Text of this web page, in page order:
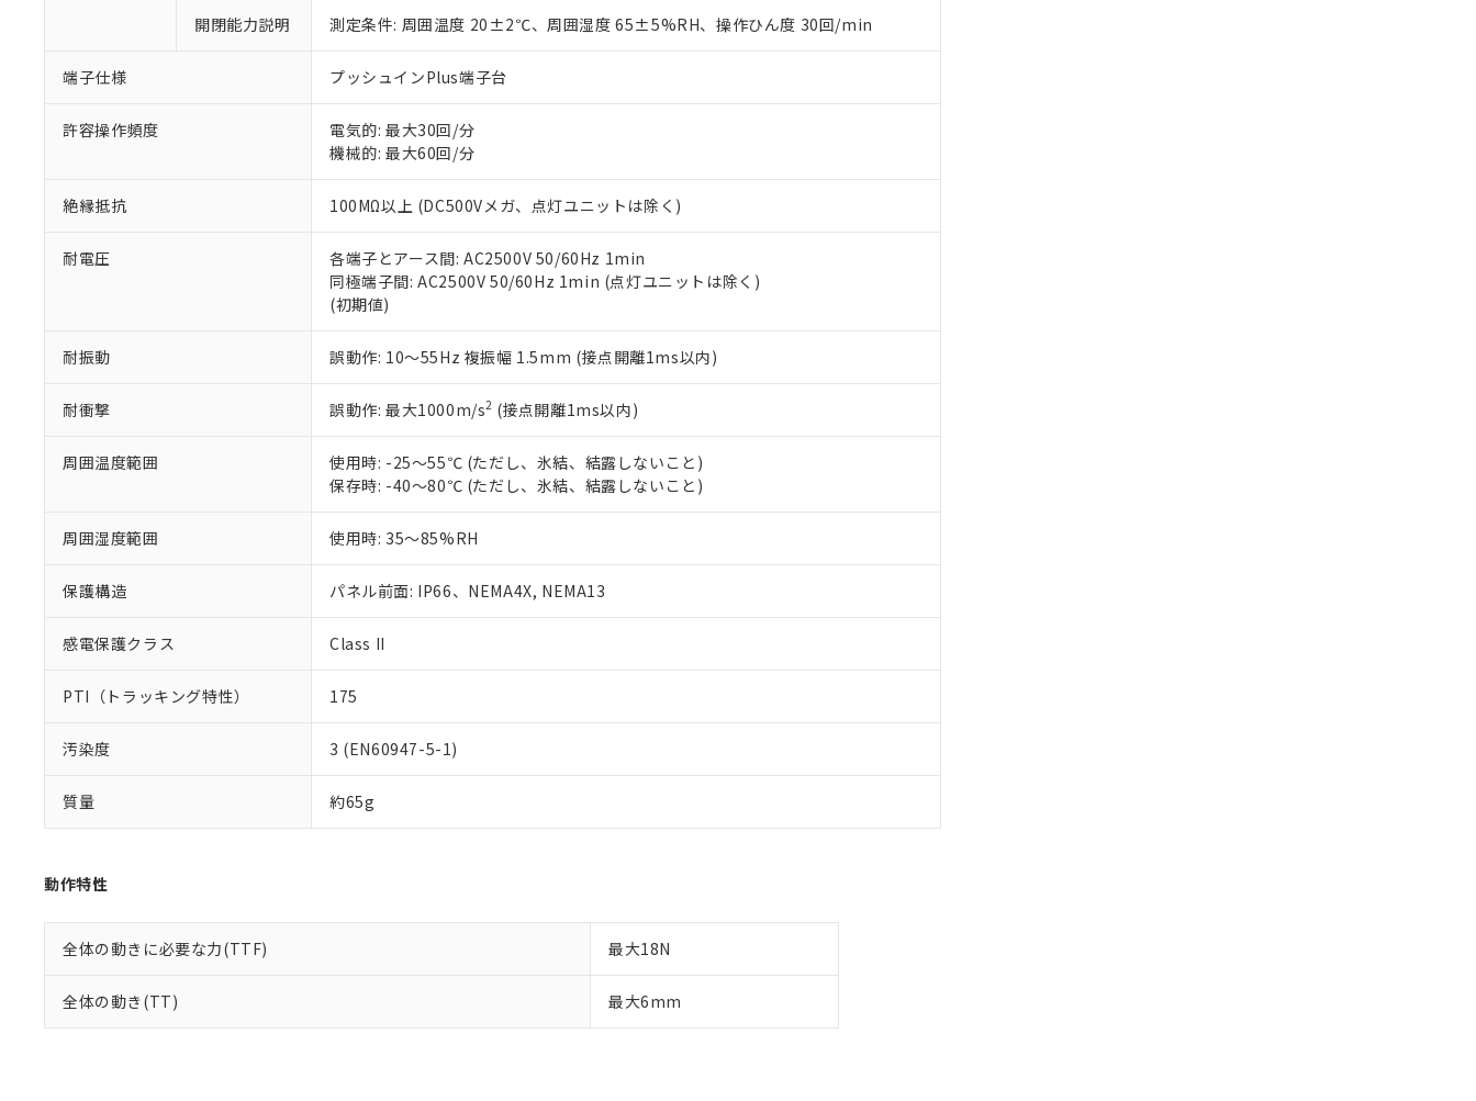
開閉能力説明 測定条件: 周囲温度 20±2℃、周囲湿度 65±5%RH、操作ひん度 30回/min
端子仕様 プッシュインPlus端子台
許容操作頻度
電気的: 最大30回/分
機械的: 最大60回/分
絶縁抵抗 100MΩ以上 (DC500Vメガ、点灯ユニットは除く)
耐電圧
各端子とアース間: AC2500V 50/60Hz 1min
同極端子間: AC2500V 50/60Hz 1min (点灯ユニットは除く)
(初期値)
耐振動 誤動作: 10～55Hz 複振幅 1.5mm (接点開離1ms以内)
耐衝撃 誤動作: 最大1000m/s2 (接点開離1ms以内)
周囲温度範囲
使用時: -25～55℃ (ただし、氷結、結露しないこと)
保存時: -40～80℃ (ただし、氷結、結露しないこと)
周囲湿度範囲 使用時: 35～85%RH
保護構造 パネル前面: IP66、NEMA4X, NEMA13
感電保護クラス Class II
PTI（トラッキング特性） 175
汚染度 3 (EN60947-5-1)
質量 約65g
動作特性
全体の動きに必要な力(TTF) 最大18N
全体の動き(TT) 最大6mm
在庫状況および標準価格結果を当社の事前の承諾なく第三者に漏洩または開示しないようお願いしま
す。
マイパーツ機能（部品リスト作成サービス）をご利用いただくには、I-Webメンバーズにご登録され
ている必要があります。
お客様が当ウェブサイト上で当社にご登録された部品リストについて、当社および当社の共同利用者
が、当社の製品・サービスに関するお客様との取引・商談に必要な範囲で利用することをご了承くだ
※当社の共同利用者とは、
"個人情報の共同利用に関して"
いる法人を指します。
部品在庫の切り替え状況などにより、予定月が前後することがあります。
※3 非含有証明書ダウンロード
下記の非含有証明書をダウンロードすることができます。
EU RoHS指令（10物質）の非含有証明書
※本証明書は発行日時点で非含有を証明するもので、過去に遡って非含有を証明するものではありません。
また、RoHS指令のフタル酸エステル類４物質の対応では、対応完了までの期間は出荷製品に未対応品が
混在することから備考欄に対応日を記載しておりました。
既に当社にて対応品への在庫切替を完了していることから、特段のことがない限り、2022年1月12日よ
り割愛しております。
※2 環境保護使用期限
「10」：通常の使用状況下において有害物質が外部に漏えいし、環境に深刻な影響を及ぼさない年数を意
味します。
「－」：未確認です。当社販売部門へお問い合わせください。
また当社は、販売先および販売に係わる関係者が違法に輸出するおそれがある場合は、取り引きをい
たしません。
機器販売店・当社販売員にご確認ください)
白
受注生産機種、また在庫状況の情報を公開していない機種